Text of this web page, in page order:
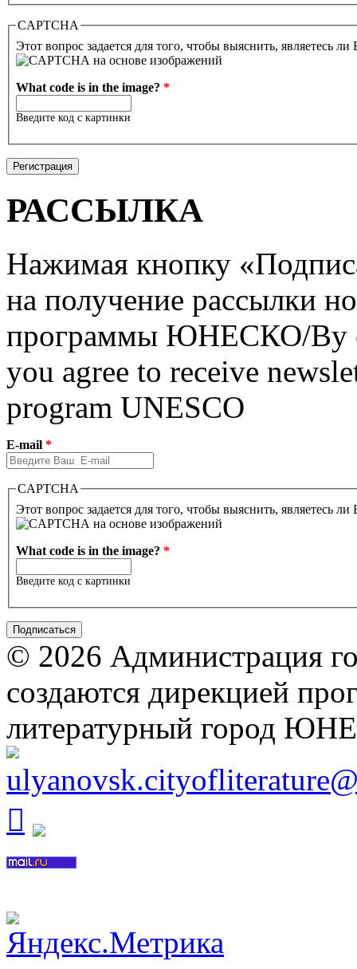
CAPTCHA
Этот вопрос задается для того, чтобы выяснить, являетесь
What code is in the image? *
Введите код с картинки
РАССЫЛКА
Нажимая кнопку
на получение рассылки
программы ЮНЕСКО/By
you agree to receive
program UNESCO
E-mail *
CAPTCHA
Этот вопрос задается для того, чтобы выяснить, являетесь
What code is in the image? *
Введите код с картинки
© 2026 Администрация
создаются дирекцией
литературный город
